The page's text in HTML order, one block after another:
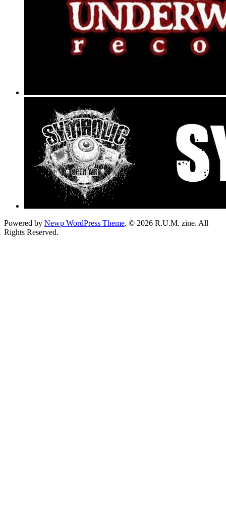
Powered by Newp WordPress Theme. © 2026 R.U.M. zine. All
Rights Reserved.